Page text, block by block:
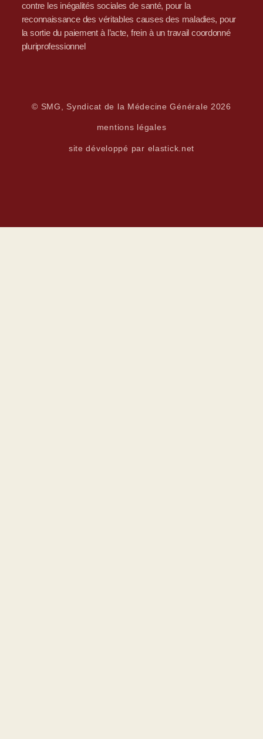
contre les inégalités sociales de santé, pour la
reconnaissance des véritables causes des maladies, pour
la sortie du paiement à l’acte, frein à un travail coordonné
pluriprofessionnel
© SMG, Syndicat de la Médecine Générale 2026
mentions légales
site développé par elastick.net